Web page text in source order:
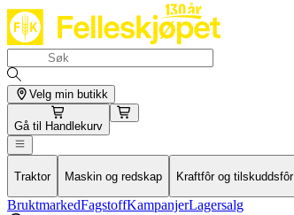
Velg min butikk
Gå til Handlekurv
Traktor Maskin og redskap Kraftfôr og tilskuddsfôr
BruktmarkedFagstoffKampanjerLagersalg